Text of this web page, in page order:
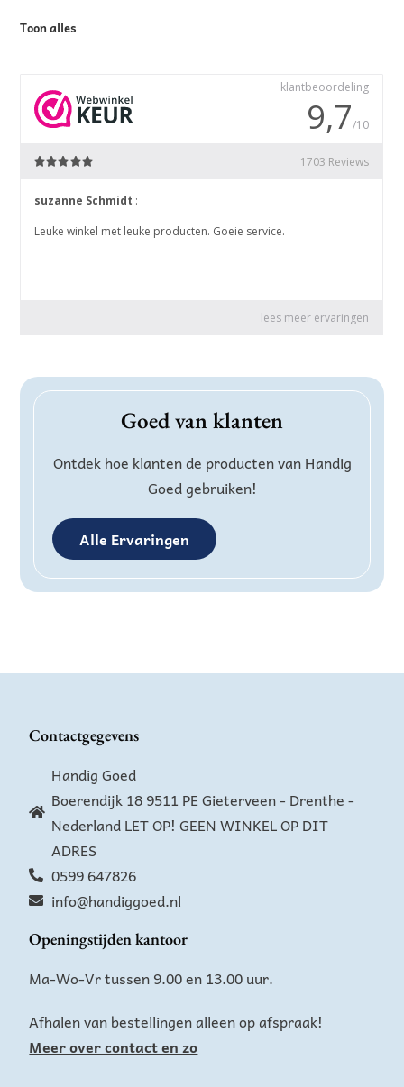
Toon alles
Goed van klanten
Ontdek hoe klanten de producten van Handig
Goed gebruiken!
Alle Ervaringen
Contactgegevens
Handig Goed
Boerendijk 18 9511 PE Gieterveen - Drenthe -
Nederland LET OP! GEEN WINKEL OP DIT
ADRES
0599 647826
info@handiggoed.nl
Openingstijden kantoor
Ma-Wo-Vr tussen 9.00 en 13.00 uur.
Afhalen van bestellingen alleen op afspraak!
Meer over contact en zo